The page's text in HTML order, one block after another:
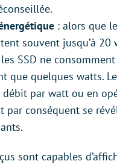
: alors que
souvent jusqu’à 20
SSD ne consomment
que quelques watts.
débit par watt ou en
par conséquent se
sont capables